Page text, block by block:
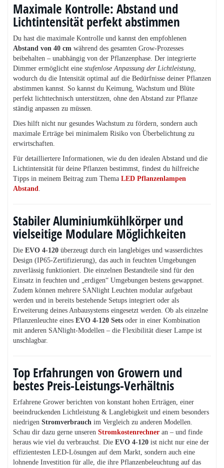
Maximale Kontrolle: Abstand und
Lichtintensität perfekt abstimmen
Du hast die maximale Kontrolle und kannst den empfohlenen
Abstand von 40 cm während des gesamten Grow-Prozesses
beibehalten – unabhängig von der Pflanzenphase. Der integrierte
Dimmer ermöglicht eine stufenlose Anpassung der Lichtleistung,
wodurch du die Intensität optimal auf die Bedürfnisse deiner Pflanzen
abstimmen kannst. So kannst du Keimung, Wachstum und Blüte
perfekt lichttechnisch unterstützen, ohne den Abstand zur Pflanze
ständig anpassen zu müssen.
Dies hilft nicht nur gesundes Wachstum zu fördern, sondern auch
maximale Erträge bei minimalem Risiko von Überbelichtung zu
erwirtschaften.
Für detailliertere Informationen, wie du den idealen Abstand und die
Lichtintensität für deine Pflanzen bestimmst, findest du hilfreiche
Tipps in meinem Beitrag zum Thema LED Pflanzenlampen
Abstand.
Stabiler Aluminiumkühlkörper und
vielseitige Modulare Möglichkeiten
Die EVO 4-120 überzeugt durch ein langlebiges und wasserdichtes
Design (IP65-Zertifizierung), das auch in feuchten Umgebungen
zuverlässig funktioniert. Die einzelnen Bestandteile sind für den
Einsatz in feuchten und „erdigen“ Umgebungen bestens gewappnet.
Zudem können mehrere SANlight Leuchten modular aufgebaut
werden und in bereits bestehende Setups integriert oder als
Erweiterung deines Anbausystems eingesetzt werden. Ob als einzelne
Pflanzenleuchte eines EVO 4-120 Sets oder in einer Kombination
mit anderen SANlight-Modellen – die Flexibilität dieser Lampe ist
unschlagbar.
Top Erfahrungen von Growern und
bestes Preis-Leistungs-Verhältnis
Erfahrene Grower berichten von konstant hohen Erträgen, einer
beeindruckenden Lichtleistung & Langlebigkeit und einem besonders
niedrigen Stromverbrauch im Vergleich zu anderen Modellen.
Schau dir dazu gerne unseren Stromkostenrechner an – und finde
heraus wie viel du verbrauchst. Die EVO 4-120 ist nicht nur eine der
effizientesten LED-Lösungen auf dem Markt, sondern auch eine
lohnende Investition für alle, die ihre Pflanzenbeleuchtung auf das